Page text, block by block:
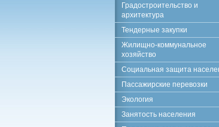
Градостроительство и
архитектура
Тендерные закупки
Жилищно-коммунальное
хозяйство
Социальная защита
Пассажирские перевозки
Экология
Занятость населения